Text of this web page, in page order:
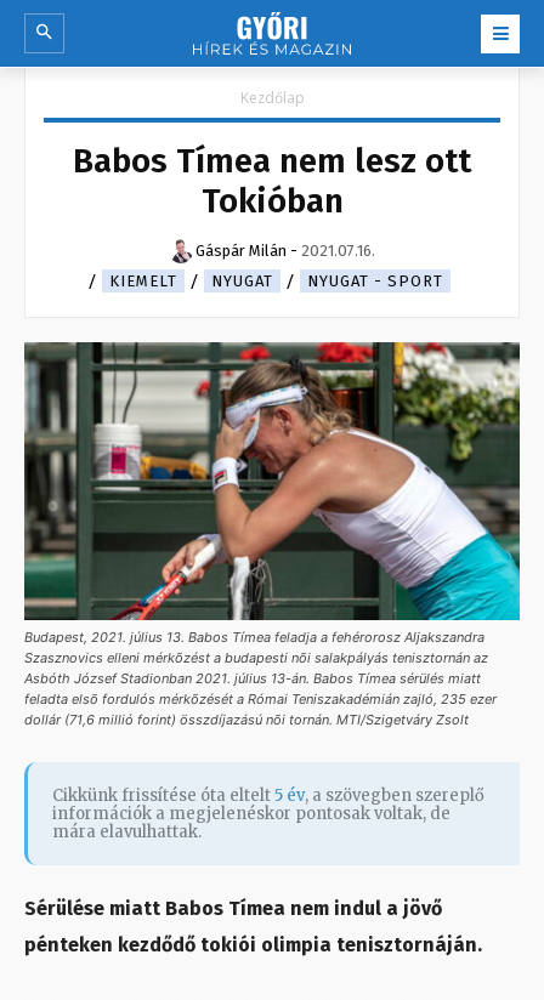
Kezdőlap
Babos Tímea nem lesz ott
Tokióban
Gáspár Milán - 2021.07.16.
KIEMELT
NYUGAT NYUGAT - SPORT
Budapest, 2021. július 13. Babos Tímea feladja a fehérorosz Aljakszandra
Szasznovics elleni mérkõzést a budapesti nõi salakpályás tenisztornán az
Asbóth József Stadionban 2021. július 13-án. Babos Tímea sérülés miatt
feladta elsõ fordulós mérkõzését a Római Teniszakadémián zajló, 235 ezer
dollár (71,6 millió forint) összdíjazású nõi tornán. MTI/Szigetváry Zsolt
Cikkünk frissítése óta eltelt5 év, a szövegben szereplő
információk a megjelenéskor pontosak voltak, de
mára elavulhattak.
Sérülése miatt Babos Tímea nem indul a jövő
pénteken kezdődő tokiói olimpia tenisztornáján.